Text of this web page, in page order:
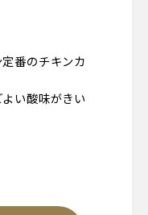
番のチキンカ
い酸味がきい